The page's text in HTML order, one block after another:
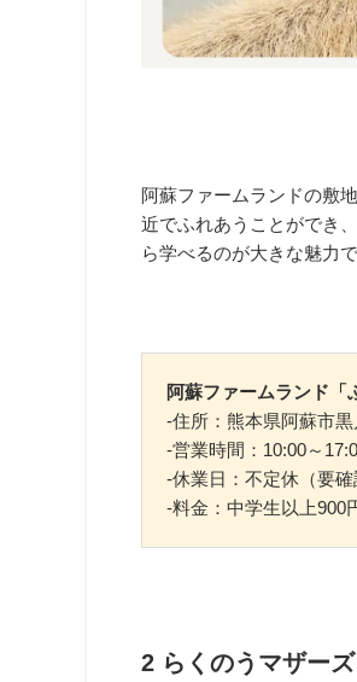
阿蘇ファームランドの敷
近でふれあうことができ
ら学べるのが大きな魅力で
阿蘇ファームランド「
-住所：熊本県阿蘇市黒
-営業時間：10:00～
-休業日：不定休（要確
-料金：中学生以上900
2 らくのうマザー